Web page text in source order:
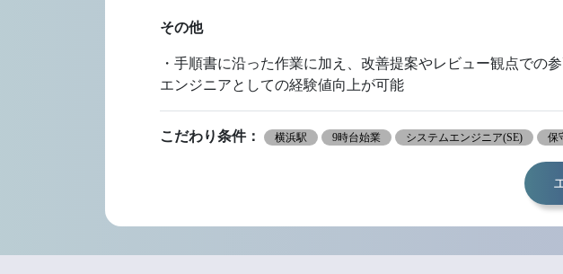
その他
・手順書に沿った作業に加え、改善提案やレビュー観点での
エンジニアとしての経験値向上が可能
こだわり条件： 横浜駅 9時台始業 システムエンジニア(SE) 保